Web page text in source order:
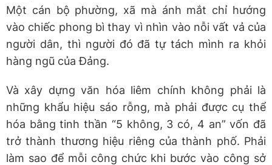
Một cán bộ phường, xã mà ánh mắt chỉ hướng
vào chiếc phong bì thay vì nhìn vào nỗi vất vả của
người dân, thì người đó đã tự tách mình ra khỏi
hàng ngũ của Đảng.
Và xây dựng văn hóa liêm chính không phải là
những khẩu hiệu sáo rỗng, mà phải được cụ thể
hóa bằng tinh thần “5 không, 3 có, 4 an” vốn đã
trở thành thương hiệu riêng của thành phố. Phải
làm sao để mỗi công chức khi bước vào công sở